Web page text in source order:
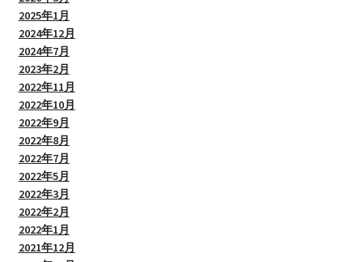
2025年1月
2024年12月
2024年7月
2023年2月
2022年11月
2022年10月
2022年9月
2022年8月
2022年7月
2022年5月
2022年3月
2022年2月
2022年1月
2021年12月